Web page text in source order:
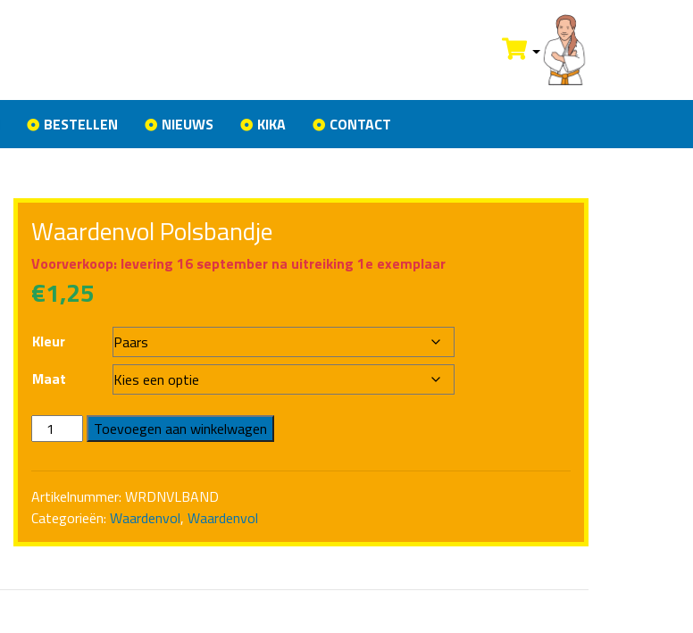
BESTELLEN NIEUWS KIKA CONTACT
Waardenvol Polsbandje
Voorverkoop: levering 16 september na uitreiking 1e exemplaar
€1,25
Kleur
Maat
Waardenvol
Polsbandje
aantal
Toevoegen aan winkelwagen
Artikelnummer:WRDNVLBAND
Categorieën:Waardenvol,Waardenvol